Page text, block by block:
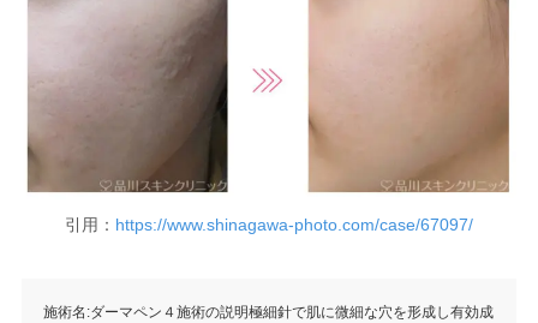
引用： https://www.shinagawa-photo.com/case/67097/
施術名:ダーマペン４施術の説明極細針で肌に微細な穴を形成し有効成